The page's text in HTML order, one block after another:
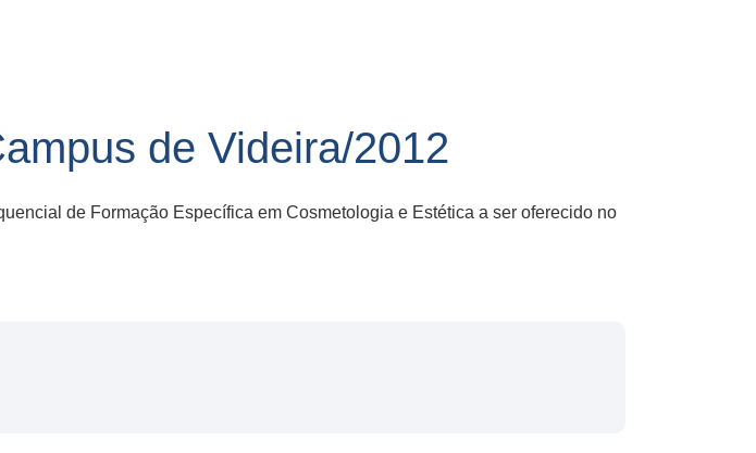
de Videira/2012
de Formação Específica em Cosmetologia e Estética a ser oferecido no